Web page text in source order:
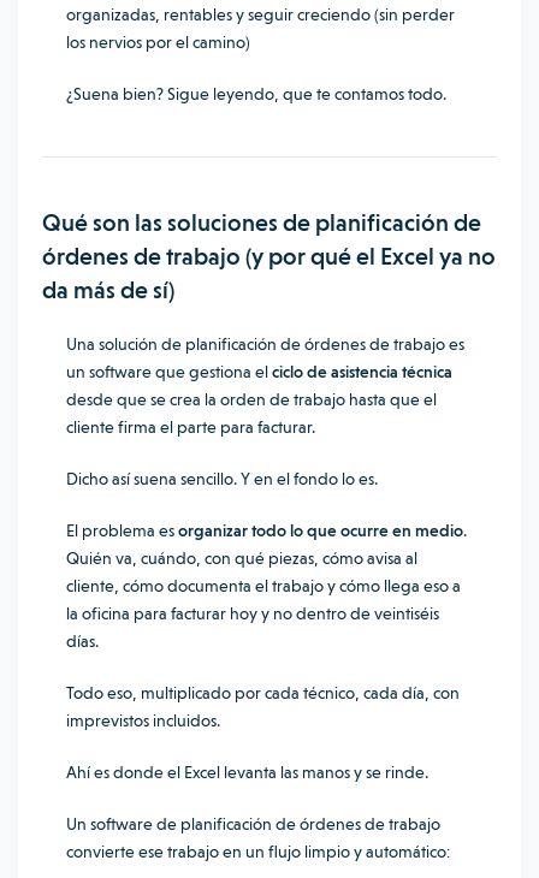
organizadas, rentables y seguir creciendo (sin perder
los nervios por el camino)
¿Suena bien? Sigue leyendo, que te contamos todo.
Qué son las soluciones de planificación de
órdenes de trabajo (y por qué el Excel ya no
da más de sí)
Una solución de planificación de órdenes de trabajo es
un software que gestiona elciclo de asistencia técnica
desde que se crea la orden de trabajo hasta que el
cliente firma el parte para facturar.
Dicho así suena sencillo. Y en el fondo lo es.
El problema esorganizar todo lo que ocurre en medio.
Quién va, cuándo, con qué piezas, cómo avisa al
cliente, cómo documenta el trabajo y cómo llega eso a
la oficina para facturar hoy y no dentro de veintiséis
días.
Todo eso, multiplicado por cada técnico, cada día, con
imprevistos incluidos.
Ahí es donde el Excel levanta las manos y se rinde.
Un software de planificación de órdenes de trabajo
convierte ese trabajo en un flujo limpio y automático: